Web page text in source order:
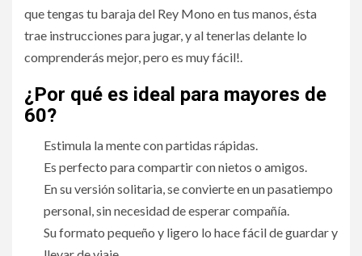
que tengas tu baraja del Rey Mono en tus manos, ésta
trae instrucciones para jugar, y al tenerlas delante lo
comprenderás mejor, pero es muy fácil!.
¿Por qué es ideal para mayores de
60?
Estimula la mente con partidas rápidas.
Es perfecto para compartir con nietos o amigos.
En su versión solitaria, se convierte en un pasatiempo
personal, sin necesidad de esperar compañía.
Su formato pequeño y ligero lo hace fácil de guardar y